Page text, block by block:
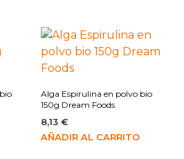
Alga Espirulina en polvo bio
150g Dream Foods
8,13 €
AÑADIR AL CARRITO